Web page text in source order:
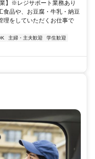
】※レジサポート業務あり
食品や、お豆腐・牛乳・納豆
理をしていただくお仕事で
主婦・主夫歓迎
学生歓迎